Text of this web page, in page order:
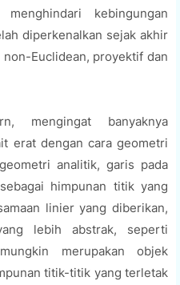
kebingungan
diperkenalkan sejak akhir
Euclidean, proyektif dan
mengingat banyaknya
erat dengan cara geometri
analitik, garis pada
himpunan titik yang
linier yang diberikan,
lebih abstrak, seperti
merupakan objek
titik-titik yang terletak